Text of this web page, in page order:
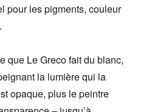
pour les pigments, couleur
que Le Greco fait du blanc,
la lumière qui la
opaque, plus le peintre